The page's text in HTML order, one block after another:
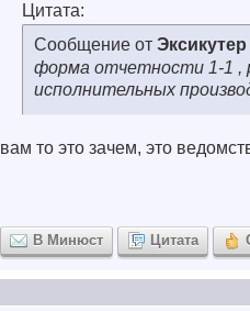
Цитата:
Сообщение от Эксикутер
форма отчетности 1-1 ,
исполнительных
вам то это зачем, это
В Минюст Цитата